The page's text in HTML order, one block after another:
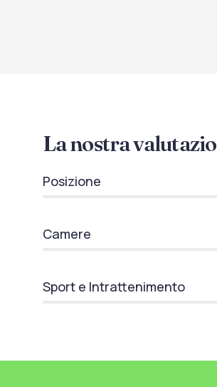
La nostra
Posizione
Camere
Sport e Intrattenimento